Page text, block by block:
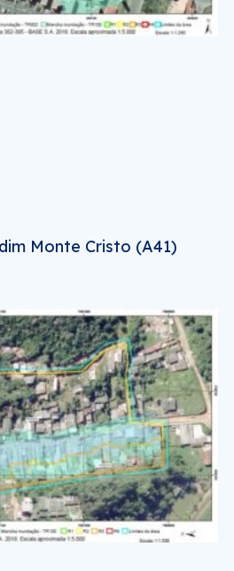
Monte Cristo (A41)